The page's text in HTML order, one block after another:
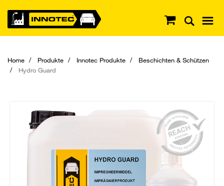
Home Produkte Innotec Produkte
Beschichten & Schützen
Hydro Guard